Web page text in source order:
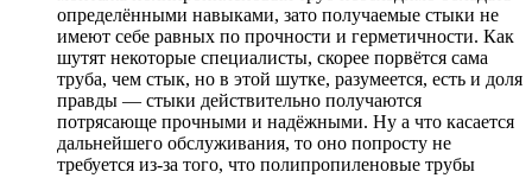
определёнными навыками, зато получаемые стыки не
имеют себе равных по прочности и герметичности. Как
шутят некоторые специалисты, скорее порвётся сама
труба, чем стык, но в этой шутке, разумеется, есть и доля
правды — стыки действительно получаются
потрясающе прочными и надёжными. Ну а что касается
дальнейшего обслуживания, то оно попросту не
требуется из-за того, что полипропиленовые трубы